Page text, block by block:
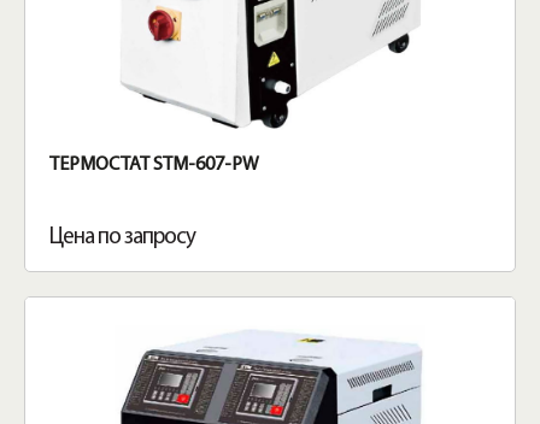
ТЕРМОСТАТ STM-607-PW
Цена по запросу